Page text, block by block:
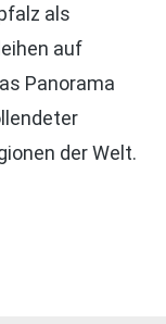
als
auf
Panorama
der Welt.